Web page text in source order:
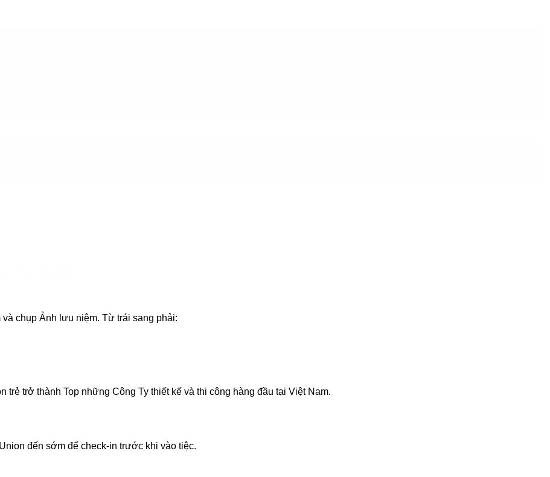
chụp Ảnh lưu niệm. Từ trái sang phải:
trở thành Top những Công Ty thiết kế và thi công hàng đầu tại Việt Nam.
đến sớm để check-in trước khi vào tiệc.